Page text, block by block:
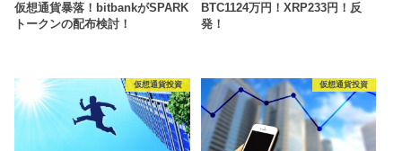
仮想通貨暴落！bitbankがSPARK
トークンの配布検討！
BTC1124万円！XRP233円！反
発！
仮想通貨投資 仮想通貨投資